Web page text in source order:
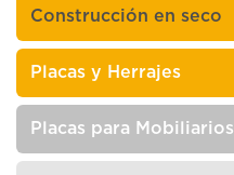
Construcción en seco
Placas y Herrajes
Placas para Mobiliarios